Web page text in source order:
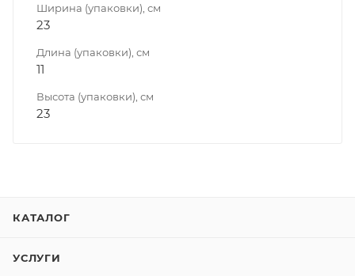
Ширина (упаковки), см
23
Длина (упаковки), см
11
Высота (упаковки), см
23
КАТАЛОГ
УСЛУГИ